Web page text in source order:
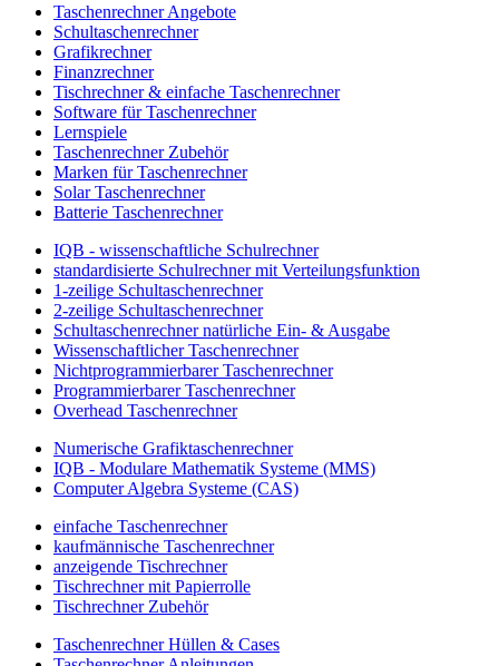
Taschenrechner Angebote
Schultaschenrechner
Grafikrechner
Finanzrechner
Tischrechner & einfache Taschenrechner
Software für Taschenrechner
Lernspiele
Taschenrechner Zubehör
Marken für Taschenrechner
Solar Taschenrechner
Batterie Taschenrechner
IQB - wissenschaftliche Schulrechner
standardisierte Schulrechner mit Verteilungsfunktion
1-zeilige Schultaschenrechner
2-zeilige Schultaschenrechner
Schultaschenrechner natürliche Ein- & Ausgabe
Wissenschaftlicher Taschenrechner
Nichtprogrammierbarer Taschenrechner
Programmierbarer Taschenrechner
Overhead Taschenrechner
Numerische Grafiktaschenrechner
IQB - Modulare Mathematik Systeme (MMS)
Computer Algebra Systeme (CAS)
einfache Taschenrechner
kaufmännische Taschenrechner
anzeigende Tischrechner
Tischrechner mit Papierrolle
Tischrechner Zubehör
Taschenrechner Hüllen & Cases